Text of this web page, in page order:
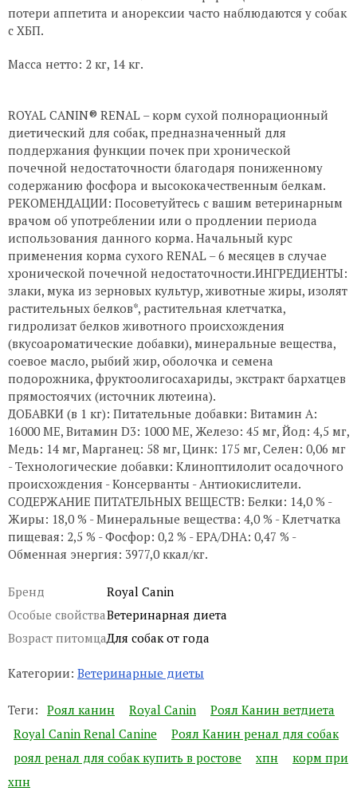
потери аппетита и анорексии часто наблюдаются у собак
с ХБП.
Масса нетто: 2 кг, 14 кг.
ROYAL CANIN® RENAL – корм сухой полнорационный
диетический для собак, предназначенный для
поддержания функции почек при хронической
почечной недостаточности благодаря пониженному
содержанию фосфора и высококачественным белкам.
РЕКОМЕНДАЦИИ: Посоветуйтесь с вашим ветеринарным
врачом об употреблении или о продлении периода
использования данного корма. Начальный курс
применения корма сухого RENAL – 6 месяцев в случае
хронической почечной недостаточности.ИНГРЕДИЕНТЫ:
злаки, мука из зерновых культур, животные жиры, изолят
растительных белков*, растительная клетчатка,
гидролизат белков животного происхождения
(вкусоароматические добавки), минеральные вещества,
соевое масло, рыбий жир, оболочка и семена
подорожника, фруктоолигосахариды, экстракт бархатцев
прямостоячих (источник лютеина).
ДОБАВКИ (в 1 кг): Питательные добавки: Витамин A:
16000 ME, Витамин D3: 1000 ME, Железо: 45 мг, Йод: 4,5 мг,
Медь: 14 мг, Марганец: 58 мг, Цинк: 175 мг, Ceлeн: 0,06 мг
- Технологические добавки: Клиноптилолит осадочного
происхождения - Консерванты - Антиокислители.
СОДЕРЖАНИЕ ПИТАТЕЛЬНЫХ ВЕЩЕСТВ: Белки: 14,0 % -
Жиры: 18,0 % - Минеральные вещества: 4,0 % - Клетчатка
пищевая: 2,5 % - Фосфор: 0,2 % - EPA/DHA: 0,47 % -
Обменная энергия: 3977,0 ккал/кг.
Бренд
Royal Canin
Особые свойстваВетеринарная диета
Возраст питомцаДля собак от года
Категории: Ветеринарные диеты
Теги: Роял канин Royal Canin
Роял Канин ветдиета
Royal Canin Renal Canine
Роял Канин ренал для собак
роял ренал для собак купить в ростове
хпн
корм при
хпн